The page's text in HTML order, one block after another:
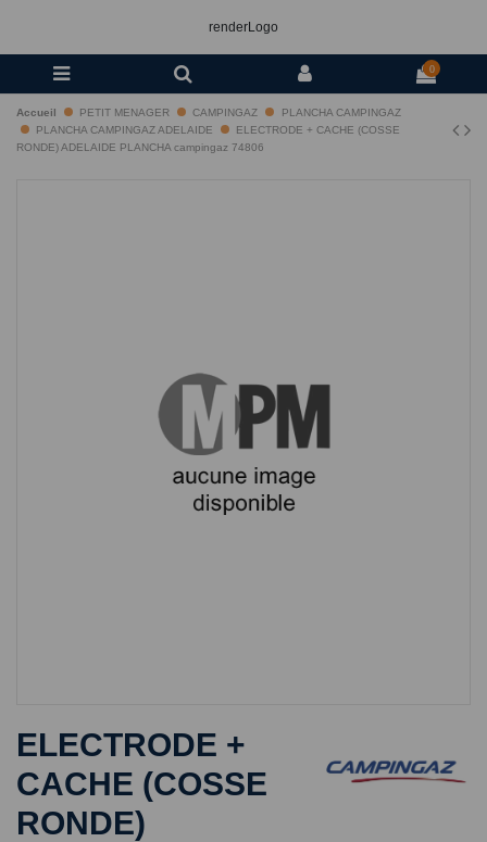
renderLogo
0
Accueil PETIT MENAGER CAMPINGAZ
PLANCHA CAMPINGAZ
PLANCHA CAMPINGAZ ADELAIDE
ELECTRODE + CACHE (COSSE
RONDE) ADELAIDE PLANCHA campingaz 74806
ELECTRODE +
CACHE (COSSE
RONDE)